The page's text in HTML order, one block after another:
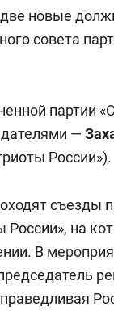
новые
совета
партии
—
России»).
съезды
России», на
В